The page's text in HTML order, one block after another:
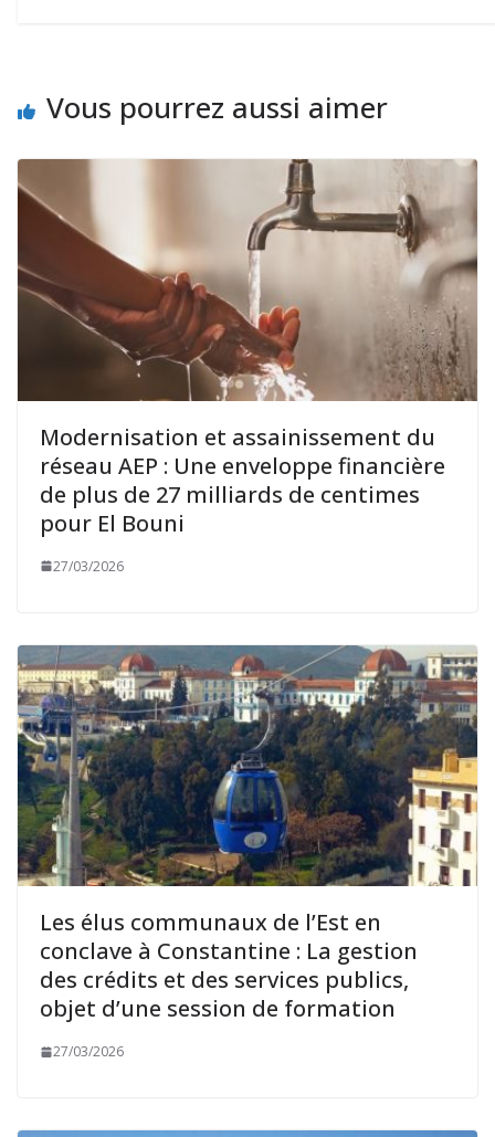
Vous pourrez aussi aimer
Modernisation et assainissement du
réseau AEP : Une enveloppe financière
de plus de 27 milliards de centimes
pour El Bouni
27/03/2026
Les élus communaux de l’Est en
conclave à Constantine : La gestion
des crédits et des services publics,
objet d’une session de formation
27/03/2026